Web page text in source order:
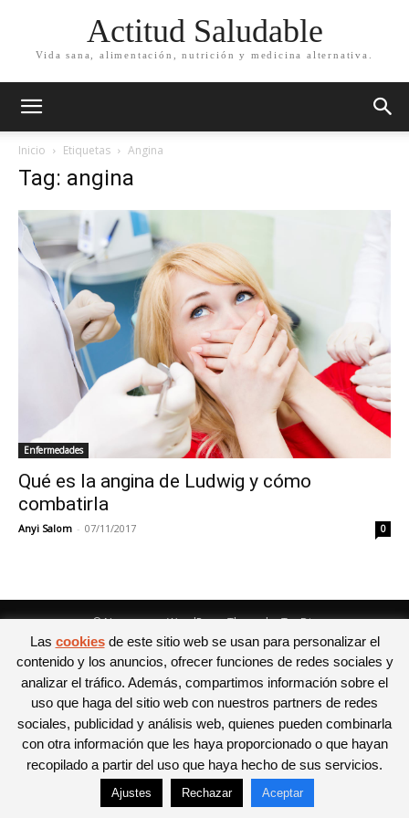
Actitud Saludable
Vida sana, alimentación, nutrición y medicina alternativa.
Inicio Etiquetas Angina
Tag: angina
Enfermedades
Qué es la angina de Ludwig y cómo
combatirla
Anyi Salom - 07/11/2017 0
© Newspaper WordPress Theme by TagDiv
Las cookiesde este sitio web se usan para personalizar el
contenido y los anuncios, ofrecer funciones de redes sociales y
analizar el tráfico. Además, compartimos información sobre el
uso que haga del sitio web con nuestros partners de redes
sociales, publicidad y análisis web, quienes pueden combinarla
con otra información que les haya proporcionado o que hayan
recopilado a partir del uso que haya hecho de sus servicios.
Ajustes Rechazar Aceptar